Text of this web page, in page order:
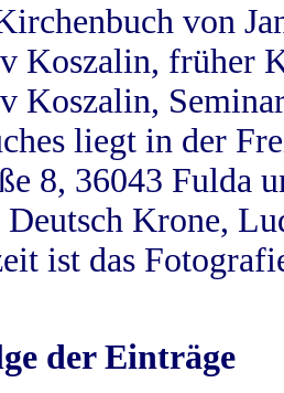
von
Koszalin, früher
Koszalin,
liegt in der
8, 36043 Fulda
Krone,
ist das
der Einträge